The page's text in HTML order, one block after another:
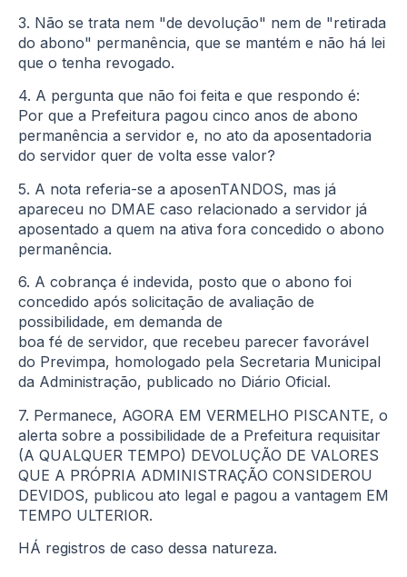
3. Não se trata nem "de devolução" nem de "retirada
do abono" permanência, que se mantém e não há lei
que o tenha revogado.
4. A pergunta que não foi feita e que respondo é:
Por que a Prefeitura pagou cinco anos de abono
permanência a servidor e, no ato da aposentadoria
do servidor quer de volta esse valor?
5. A nota referia-se a aposenTANDOS, mas já
apareceu no DMAE caso relacionado a servidor já
aposentado a quem na ativa fora concedido o abono
permanência.
6. A cobrança é indevida, posto que o abono foi
concedido após solicitação de avaliação de
possibilidade, em demanda de
boa fé de servidor, que recebeu parecer favorável
do Previmpa, homologado pela Secretaria Municipal
da Administração, publicado no Diário Oficial.
7. Permanece, AGORA EM VERMELHO PISCANTE, o
alerta sobre a possibilidade de a Prefeitura requisitar
(A QUALQUER TEMPO) DEVOLUÇÃO DE VALORES
QUE A PRÓPRIA ADMINISTRAÇÃO CONSIDEROU
DEVIDOS, publicou ato legal e pagou a vantagem EM
TEMPO ULTERIOR.
HÁ registros de caso dessa natureza.